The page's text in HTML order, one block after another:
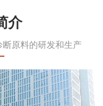
介
原料的研发和生产